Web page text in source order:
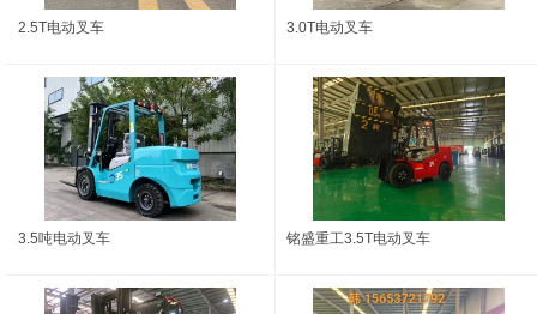
2.5T电动叉车 3.0T电动叉车
3.5吨电动叉车 铭盛重工3.5T电动叉车